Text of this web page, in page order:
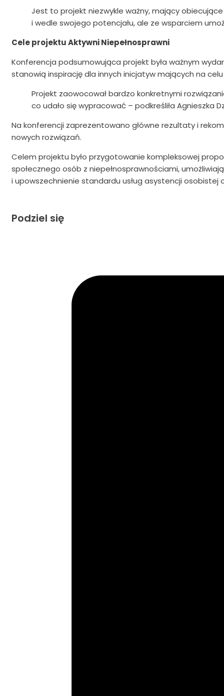
Jest to projekt niezwykle ważny, mający
i wedle swojego potencjału, ale ze wsparciem
Cele projektu Aktywni Niepełnosprawni
Konferencja podsumowująca projekt była ważnym
stanowią inspirację dla innych inicjatyw mających na
Projekt zaowocował bardzo konkretnymi
co udało się wypracować – podkreśliła Agnieszka
Na konferencji zaprezentowano główne rezultaty i
nowych rozwiązań.
Celem projektu było przygotowanie kompleksowej
społecznego osób z niepełnosprawnościami,
i upowszechnienie standardu usług asystencji osobistej
Podziel się